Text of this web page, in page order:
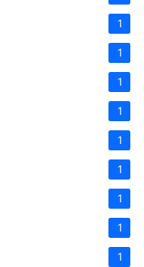
1
1
1
1
1
1
1
1
1